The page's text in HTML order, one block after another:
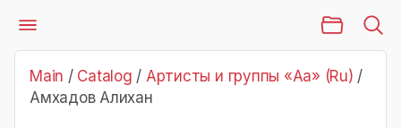
Catalog
Артисты и группы «Аа» (Ru)
Амхадов Алихан
Main / Catalog / Артисты и группы «Аа» (Ru) /
Амхадов Алихан